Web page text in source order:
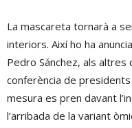
La mascareta tornarà a
interiors. Així ho ha
Pedro Sánchez, als
conferència de
mesura es pren davant
l’arribada de la variant